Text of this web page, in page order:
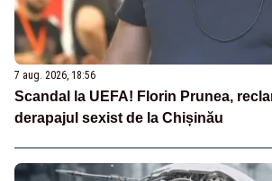
7 aug. 2026, 18:56
Scandal la UEFA! Florin Prunea,
derapajul sexist de la Chișinău